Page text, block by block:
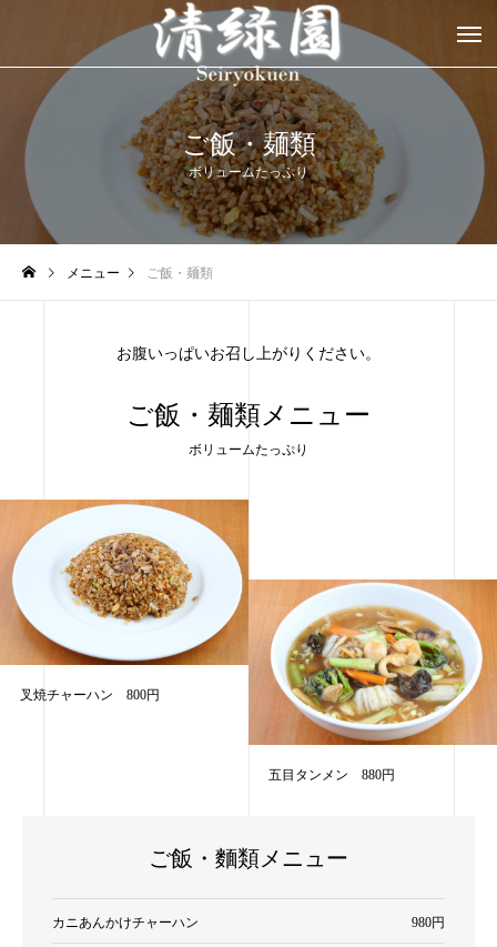
ご飯・麺類
ボリュームたっぷり
メニュー ご飯・麺類
お腹いっぱいお召し上がりください。
ご飯・麺類メニュー
ボリュームたっぷり
叉焼チャーハン 800円
五目タンメン 880円
ご飯・麵類メニュー
カニあんかけチャーハン 980円